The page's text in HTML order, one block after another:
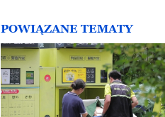
POWIĄZANE TEMATY